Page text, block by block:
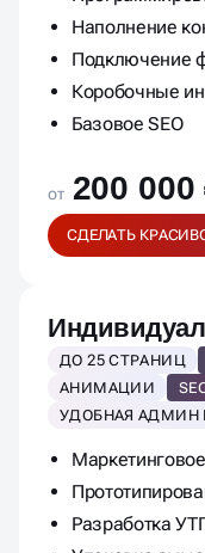
Наполнение
Подключение
Коробочные
Базовое SEO
от 200 000
СДЕЛАТЬ
ДО 25 СТРАНИЦ
АНИМАЦИИ
УДОБНАЯ АДМИН
Разработка